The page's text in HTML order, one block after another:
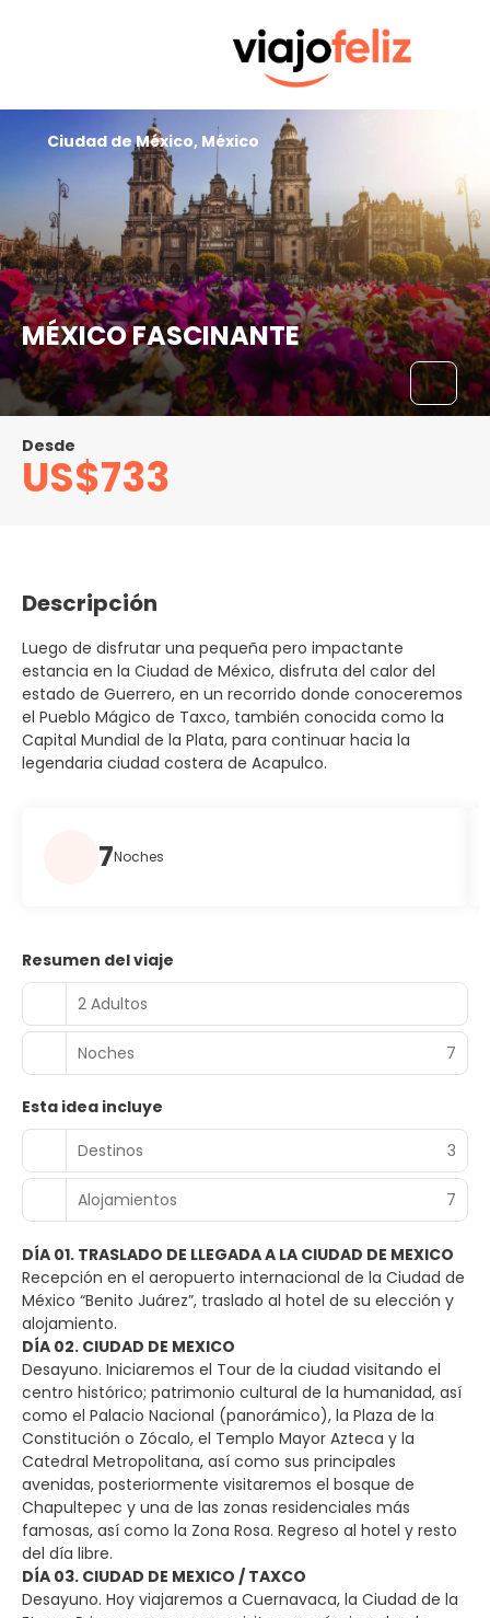
MÉXICO FASCINANTE
Ciudad de México, México
Desde
US$733
Descripción
Luego de disfrutar una pequeña pero impactante
estancia en la Ciudad de México, disfruta del calor del
estado de Guerrero, en un recorrido donde conoceremos
el Pueblo Mágico de Taxco, también conocida como la
Capital Mundial de la Plata, para continuar hacia la
legendaria ciudad costera de Acapulco.
7Noches
Resumen del viaje
2 Adultos
Noches 7
Esta idea incluye
Destinos
3
Alojamientos 7
DÍA 01. TRASLADO DE LLEGADA A LA CIUDAD DE MEXICO
Recepción en el aeropuerto internacional de la Ciudad de
México “Benito Juárez”, traslado al hotel de su elección y
alojamiento.
DÍA 02. CIUDAD DE MEXICO
Desayuno. Iniciaremos el Tour de la ciudad visitando el
centro histórico; patrimonio cultural de la humanidad, así
como el Palacio Nacional (panorámico), la Plaza de la
Constitución o Zócalo, el Templo Mayor Azteca y la
Catedral Metropolitana, así como sus principales
avenidas, posteriormente visitaremos el bosque de
Chapultepec y una de las zonas residenciales más
famosas, así como la Zona Rosa. Regreso al hotel y resto
del día libre.
DÍA 03. CIUDAD DE MEXICO / TAXCO
Desayuno. Hoy viajaremos a Cuernavaca, la Ciudad de la